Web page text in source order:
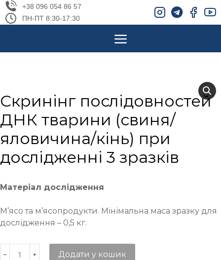
+38 096 054 86 57
ПН-ПТ 8:30-17:30
Cкринінг послідовностей
ДНК тварини (свиня/
яловичина/кінь) при
дослідженні 3 зразків
Матеріал дослідження
М’ясо та м’ясопродукти. Мінімальна маса зразку для
дослідження – 0,5 кг.
Додати у кошик